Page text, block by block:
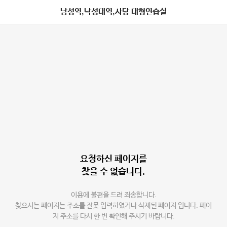
남성역,낙성대역,사당 대형연습실
요청하신 페이지를
찾을 수 없습니다.
이용에 불편을 드려 죄송합니다.
찾으시는 페이지는 주소를 잘못 입력하였거나 삭제된 페이지 입니다. 페이
지 주소를 다시 한 번 확인해 주시기 바랍니다.